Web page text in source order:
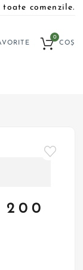
comenzile.
COȘ
0
200